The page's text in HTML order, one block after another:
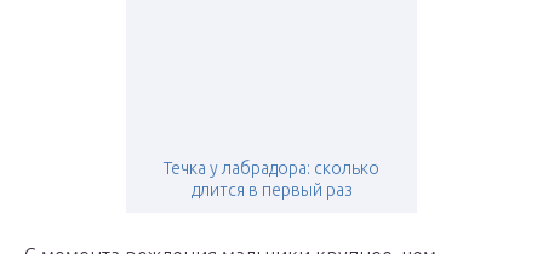
Течка у лабрадора: сколько
длится в первый раз